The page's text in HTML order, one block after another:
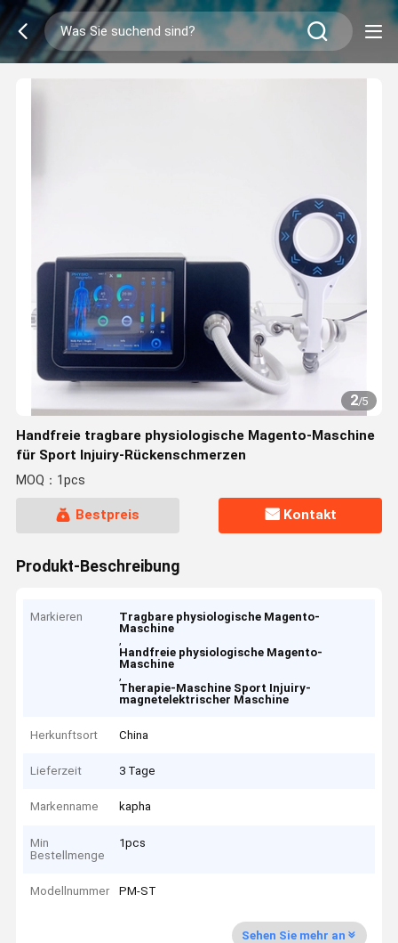
2/5
Handfreie tragbare physiologische Magento-Maschine
für Sport Injuiry-Rückenschmerzen
MOQ：1pcs
Bestpreis Kontakt
Produkt-Beschreibung
Markieren
Tragbare physiologische Magento-
Maschine
,
Handfreie physiologische Magento-
Maschine
,
Therapie-Maschine Sport Injuiry-
magnetelektrischer Maschine
Herkunftsort China
Lieferzeit 3 Tage
Markenname kapha
Min
Bestellmenge
1pcs
Modellnummer PM-ST
Sehen Sie mehr an